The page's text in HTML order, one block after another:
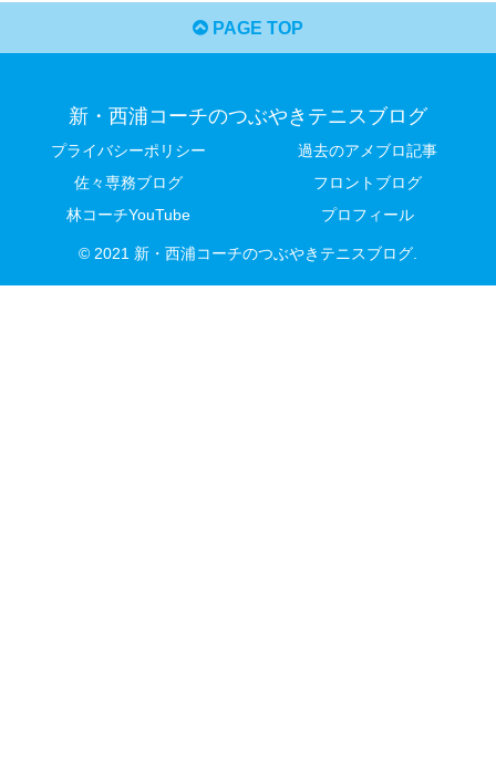
PAGE TOP
新・西浦コーチのつぶやきテニスブログ
プライバシーポリシー
過去のアメブロ記事
佐々専務ブログ
フロントブログ
林コーチYouTube
プロフィール
© 2021 新・西浦コーチのつぶやきテニスブログ.